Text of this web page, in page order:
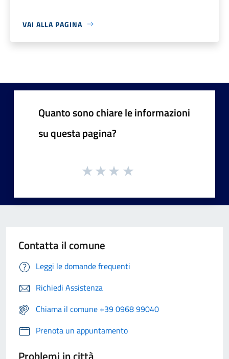
VAI ALLA PAGINA
Quanto sono chiare le informazioni
su questa pagina?
Contatta il comune
Leggi le domande frequenti
Richiedi Assistenza
Chiama il comune +39 0968 99040
Prenota un appuntamento